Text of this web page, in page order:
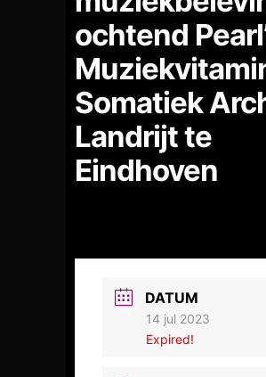
ochtend
Somatiek
Landrijt te
Eindhoven
DATUM
14 jul 2023
Expired!